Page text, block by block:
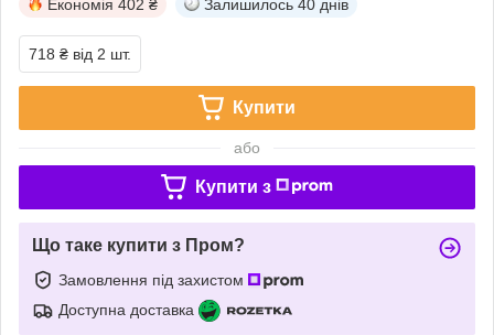
Економія 402 ₴ Залишилось 40 днів
718 ₴ від 2 шт.
Купити
або
Купити з
Що таке купити з Пром?
Замовлення під захистом
Доступна доставка